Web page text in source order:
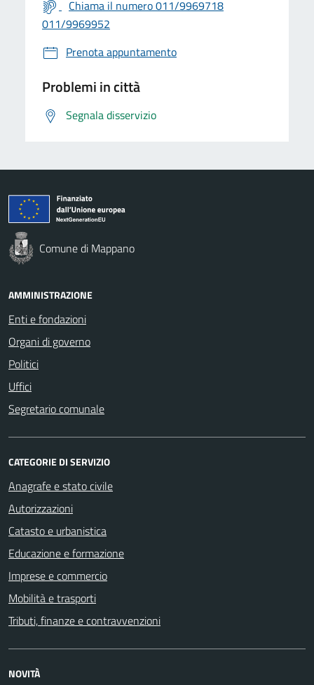
Chiama il numero 011/9969718
011/9969952
Prenota appuntamento
Problemi in città
Segnala disservizio
Comune di Mappano
AMMINISTRAZIONE
Enti e fondazioni
Organi di governo
Politici
Uffici
Segretario comunale
CATEGORIE DI SERVIZIO
Anagrafe e stato civile
Autorizzazioni
Catasto e urbanistica
Educazione e formazione
Imprese e commercio
Mobilità e trasporti
Tributi, finanze e contravvenzioni
NOVITÀ